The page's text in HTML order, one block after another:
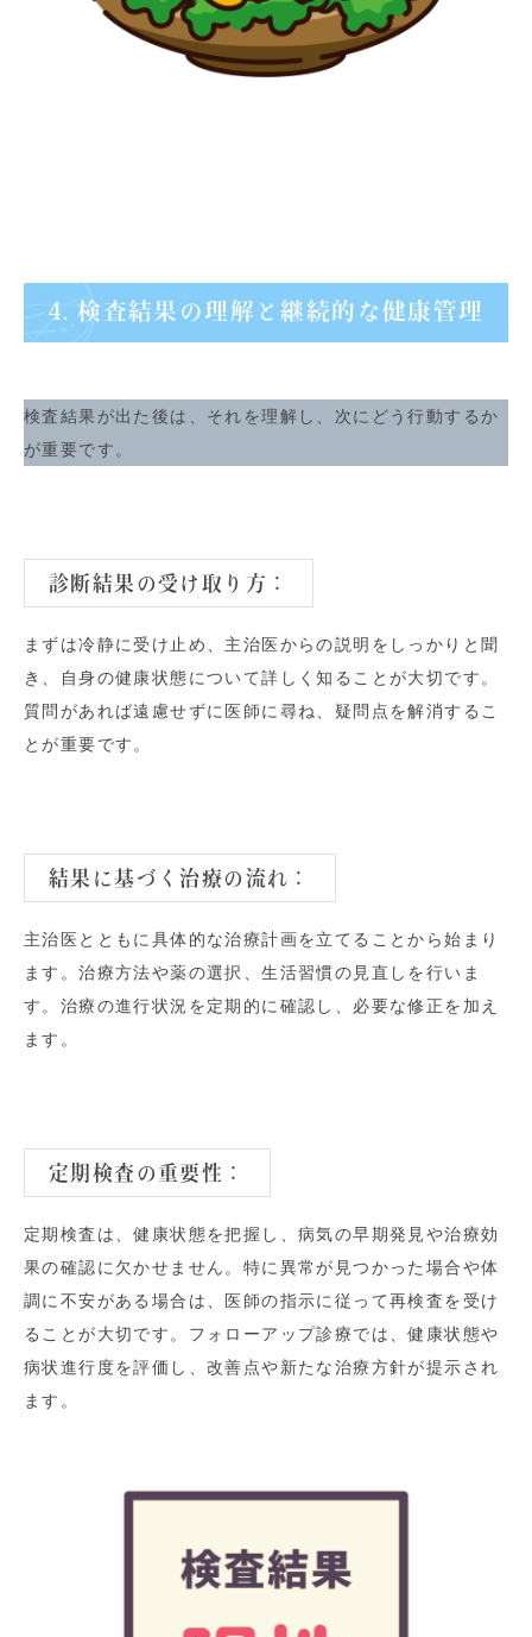
4. 検査結果の理解と継続的な健康管理
検査結果が出た後は、それを理解し、次にどう行動するか
が重要です。
診断結果の受け取り方 ：
まずは冷静に受け止め、主治医からの説明をしっかりと聞
き、自身の健康状態について詳しく知ることが大切です。
質問があれば遠慮せずに医師に尋ね、疑問点を解消するこ
とが重要です。
結果に基づく治療の流れ ：
主治医とともに具体的な治療計画を立てることから始まり
ます。治療方法や薬の選択、生活習慣の見直しを行いま
す。治療の進行状況を定期的に確認し、必要な修正を加え
ます。
定期検査の重要性 ：
定期検査は、健康状態を把握し、病気の早期発見や治療効
果の確認に欠かせません。特に異常が見つかった場合や体
調に不安がある場合は、医師の指示に従って再検査を受け
ることが大切です。フォローアップ診療では、健康状態や
病状進行度を評価し、改善点や新たな治療方針が提示され
ます。